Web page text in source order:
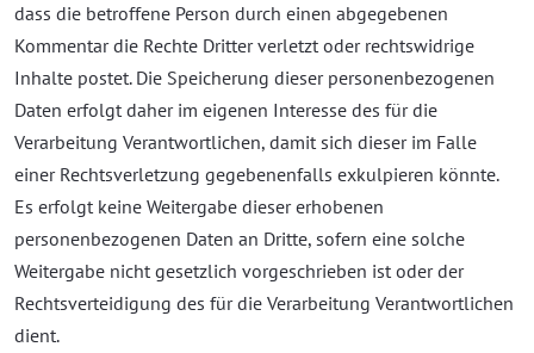
dass die betroffene Person durch einen abgegebenen
Kommentar die Rechte Dritter verletzt oder rechtswidrige
Inhalte postet. Die Speicherung dieser personenbezogenen
Daten erfolgt daher im eigenen Interesse des für die
Verarbeitung Verantwortlichen, damit sich dieser im Falle
einer Rechtsverletzung gegebenenfalls exkulpieren könnte.
Es erfolgt keine Weitergabe dieser erhobenen
personenbezogenen Daten an Dritte, sofern eine solche
Weitergabe nicht gesetzlich vorgeschrieben ist oder der
Rechtsverteidigung des für die Verarbeitung Verantwortlichen
dient.